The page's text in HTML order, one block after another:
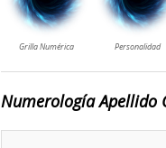
Numerología Apellido